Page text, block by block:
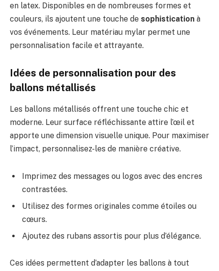
en latex. Disponibles en de nombreuses formes et
couleurs, ils ajoutent une touche de sophistication à
vos événements. Leur matériau mylar permet une
personnalisation facile et attrayante.
Idées de personnalisation pour des
ballons métallisés
Les ballons métallisés offrent une touche chic et
moderne. Leur surface réfléchissante attire l’œil et
apporte une dimension visuelle unique. Pour maximiser
l’impact, personnalisez-les de manière créative.
Imprimez des messages ou logos avec des encres
contrastées.
Utilisez des formes originales comme étoiles ou
cœurs.
Ajoutez des rubans assortis pour plus d’élégance.
Ces idées permettent d’adapter les ballons à tout